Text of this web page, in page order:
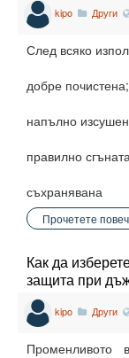
kipo Други
След всяко
добре почистена;
напълно
правилно
съхранявана
Прочетете
Как да
защита при
kipo Други